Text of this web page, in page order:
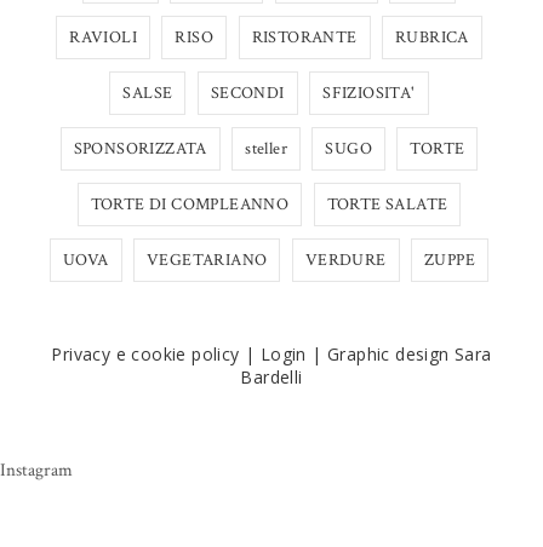
RAVIOLI RISO RISTORANTE RUBRICA
SALSE SECONDI SFIZIOSITA'
SPONSORIZZATA steller SUGO TORTE
TORTE DI COMPLEANNO TORTE SALATE
UOVA VEGETARIANO VERDURE ZUPPE
Privacy e cookie policy | Login | Graphic design Sara
Bardelli
Instagram